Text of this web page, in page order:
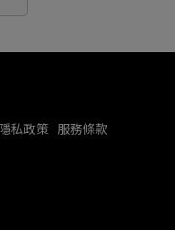
隱私政策 服務條款